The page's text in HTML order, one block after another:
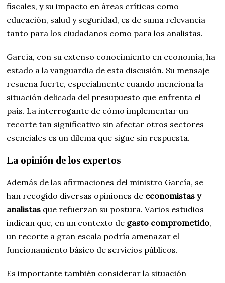
fiscales, y su impacto en áreas críticas como
educación, salud y seguridad, es de suma relevancia
tanto para los ciudadanos como para los analistas.
García, con su extenso conocimiento en economía, ha
estado a la vanguardia de esta discusión. Su mensaje
resuena fuerte, especialmente cuando menciona la
situación delicada del presupuesto que enfrenta el
país. La interrogante de cómo implementar un
recorte tan significativo sin afectar otros sectores
esenciales es un dilema que sigue sin respuesta.
La opinión de los expertos
Además de las afirmaciones del ministro García, se
han recogido diversas opiniones de economistas y
analistas que refuerzan su postura. Varios estudios
indican que, en un contexto de gasto comprometido,
un recorte a gran escala podría amenazar el
funcionamiento básico de servicios públicos.
Es importante también considerar la situación